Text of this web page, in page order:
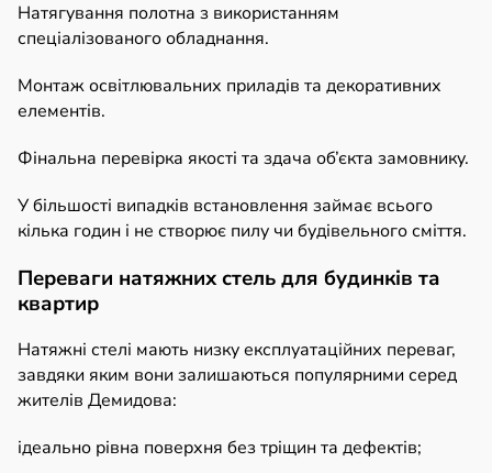
Натягування полотна з використанням
спеціалізованого обладнання.
Монтаж освітлювальних приладів та декоративних
елементів.
Фінальна перевірка якості та здача об’єкта замовнику.
У більшості випадків встановлення займає всього
кілька годин і не створює пилу чи будівельного сміття.
Переваги натяжних стель для будинків та
квартир
Натяжні стелі мають низку експлуатаційних переваг,
завдяки яким вони залишаються популярними серед
жителів Демидова:
ідеально рівна поверхня без тріщин та дефектів;